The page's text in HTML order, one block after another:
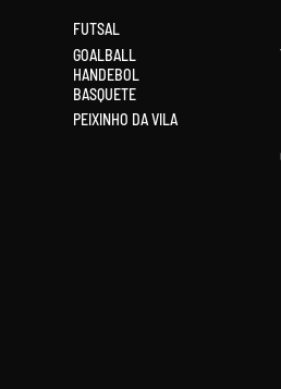
FUTSAL
GOALBALL
HANDEBOL
BASQUETE
PEIXINHO DA VILA